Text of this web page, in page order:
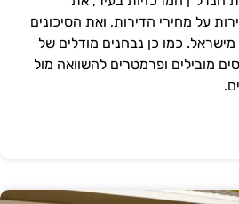
על מחירי הדירות, ואת הסיכונים
כמו כן נבחנים מודלים של
מובילים ופרמטרים להשוואה מול